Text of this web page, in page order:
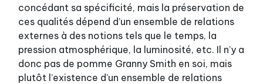
concédant sa spécificité, mais la préservation de
ces qualités dépend d’un ensemble de relations
externes à des notions tels que le temps, la
pression atmosphérique, la luminosité, etc. Il n’y a
donc pas de pomme Granny Smith en soi, mais
plutôt l’existence d’un ensemble de relations